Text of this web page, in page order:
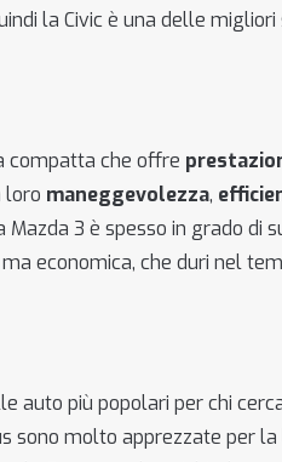
la Civic è una delle
compatta che offre
loro maneggevolezza,
Mazda 3 è spesso in grado di
economica, che duri nel
auto più popolari per chi
sono molto apprezzate per la